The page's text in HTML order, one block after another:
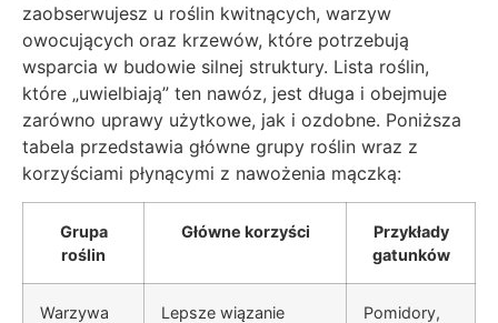
zaobserwujesz u roślin kwitnących, warzyw
owocujących oraz krzewów, które potrzebują
wsparcia w budowie silnej struktury. Lista roślin,
które „uwielbiają” ten nawóz, jest długa i obejmuje
zarówno uprawy użytkowe, jak i ozdobne. Poniższa
tabela przedstawia główne grupy roślin wraz z
korzyściami płynącymi z nawożenia mączką:
Grupa
roślin
Główne korzyści
Przykłady
gatunków
Warzywa
Lepsze wiązanie
Pomidory,